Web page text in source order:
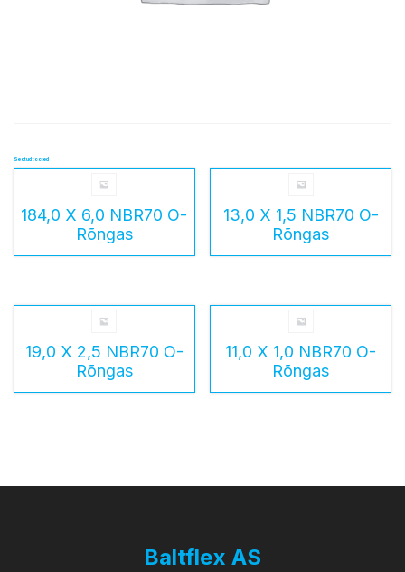
Seotud tooted
184,0 X 6,0 NBR70 O-
Rõngas
13,0 X 1,5 NBR70 O-
Rõngas
19,0 X 2,5 NBR70 O-
Rõngas
11,0 X 1,0 NBR70 O-
Rõngas
Baltflex AS